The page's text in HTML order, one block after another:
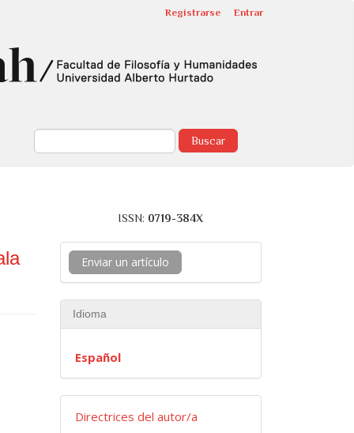
Registrarse Entrar
Buscar
ISSN: 0719-384X
Enviar un artículo
Idioma
Español
Directrices del autor/a